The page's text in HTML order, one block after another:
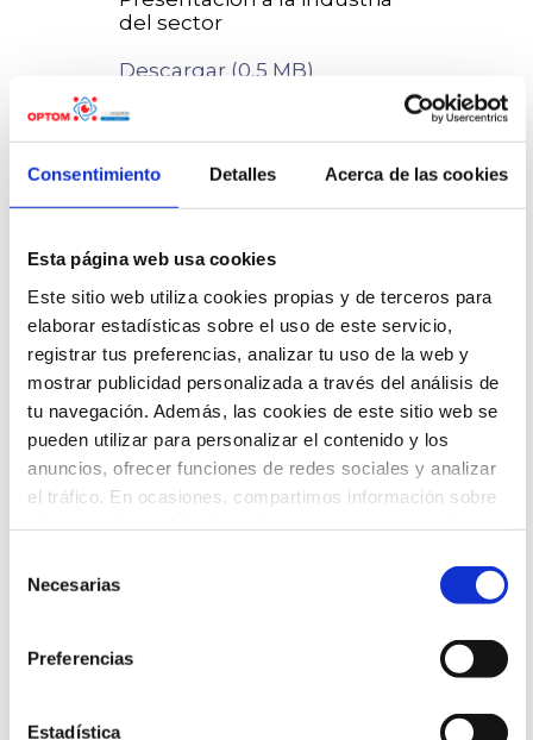
Consentimiento Detalles Acerca de las cookies
Esta página web usa cookies
Este sitio web utiliza cookies propias y de terceros para
elaborar estadísticas sobre el uso de este servicio,
registrar tus preferencias, analizar tu uso de la web y
mostrar publicidad personalizada a través del análisis de
tu navegación. Además, las cookies de este sitio web se
pueden utilizar para personalizar el contenido y los
anuncios, ofrecer funciones de redes sociales y analizar
el tráfico. En ocasiones, compartimos información sobre
ubicados en países fuera del EEE, quienes pueden
proporcionado o que hayan recopilado a partir del uso
que hayas hecho de sus servicios.
su uso indicando a continuación tus preferencias. Puedes
Necesarias
Preferencias
Estadística
del sector
Descargar (0,5 MB)
Congreso 2022
Normas cursos
monográficos
Descargar (0,7 MB)